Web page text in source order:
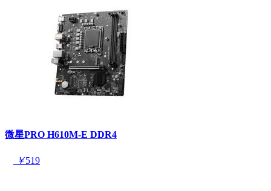
微星PRO H610M-E DDR4
￥519